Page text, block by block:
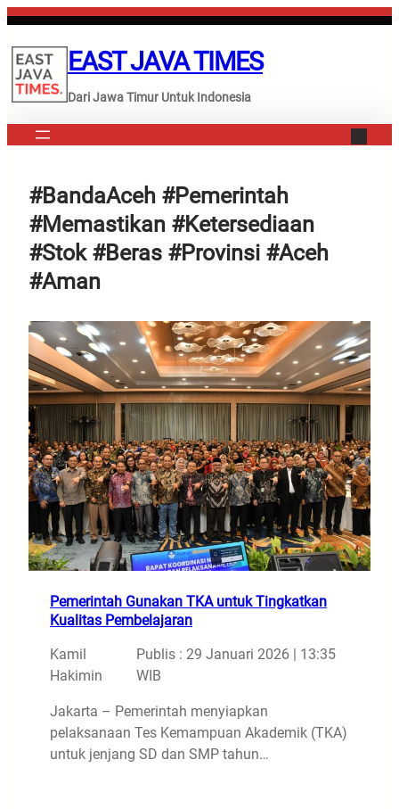
Lewati
konten
EAST JAVA TIMES
Dari Jawa Timur Untuk Indonesia
#BandaAceh #Pemerintah
#Memastikan #Ketersediaan
#Stok #Beras #Provinsi #Aceh
#Aman
Pemerintah Gunakan TKA untuk Tingkatkan
Kualitas Pembelajaran
Kamil
Hakimin
Publis : 29 Januari 2026 | 13:35
WIB
Jakarta – Pemerintah menyiapkan
pelaksanaan Tes Kemampuan Akademik (TKA)
untuk jenjang SD dan SMP tahun…